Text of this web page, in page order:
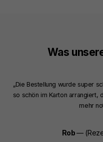
Was
„Die Bestellung wurde super
so schön im Karton arrangiert,
mehr
Rob—